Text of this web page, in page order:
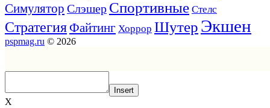
Симулятор Слэшер Спортивные Стелс
СтратегияФайтинг Хоррор Шутер Экшен
pspmag.ru © 2026
Insert
X